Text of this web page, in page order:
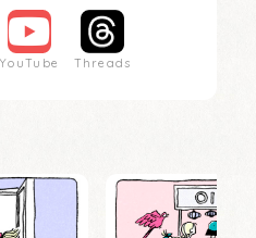
YouTube Threads